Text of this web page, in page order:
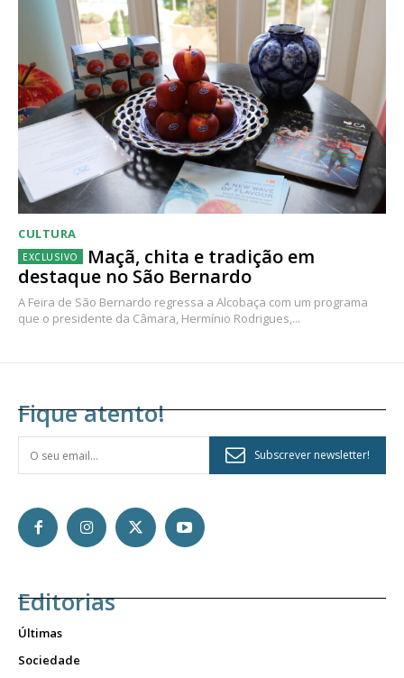
CULTURA
Maçã, chita e tradição em
destaque no São Bernardo
A Feira de São Bernardo regressa a Alcobaça com um programa
que o presidente da Câmara, Hermínio Rodrigues,...
Fique atento!
Subscrever newsletter!
Editorias
Últimas
Sociedade